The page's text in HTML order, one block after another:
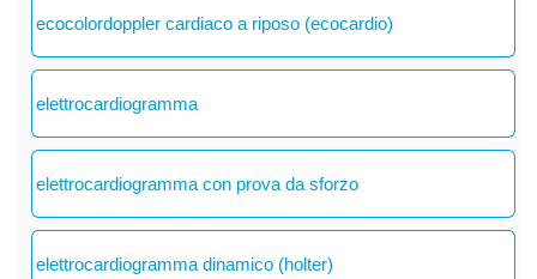
ecocolordoppler cardiaco a riposo (ecocardio)
elettrocardiogramma
elettrocardiogramma con prova da sforzo
elettrocardiogramma dinamico (holter)